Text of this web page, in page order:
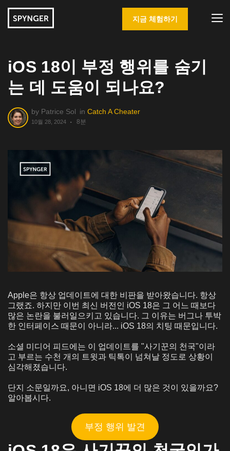
지금 체험하기
iOS 18이 부정 행위를 숨기
는 데 도움이 되나요?
by Patrice Sol in Catch A Cheater
10월 28, 2024 8분
Apple은 항상 업데이트에 대한 비판을 받아왔습니다. 항상
그랬죠. 하지만 이번 최신 버전인 iOS 18은 그 어느 때보다
많은 논란을 불러일으키고 있습니다. 그 이유는 버그나 투박
한 인터페이스 때문이 아니라... iOS 18의 치팅 때문입니다.
소셜 미디어 피드에는 이 업데이트를 "사기꾼의 천국"이라
고 부르는 수천 개의 트윗과 틱톡이 넘쳐날 정도로 상황이
심각해졌습니다.
단지 소문일까요, 아니면 iOS 18에 더 많은 것이 있을까요?
알아봅시다.
부정 행위 발견